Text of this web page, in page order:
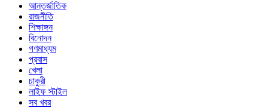
আন্তর্জাতিক
রাজনীতি
শিক্ষাঙ্গন
বিনোদন
গণমাধ্যম
প্রবাস
খেলা
চাকুরী
লাইফ স্টাইল
সব খবর